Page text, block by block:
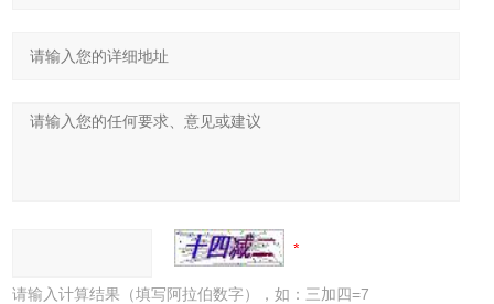
请输入计算结果（填写阿拉伯数字），如：三加四=7